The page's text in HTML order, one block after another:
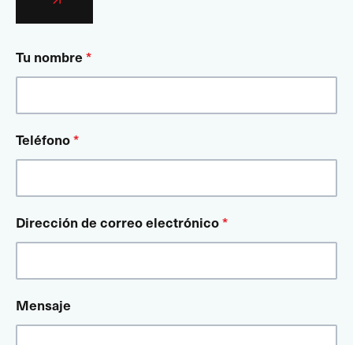
Tu nombre*
Teléfono*
Dirección de correo electrónico*
Mensaje